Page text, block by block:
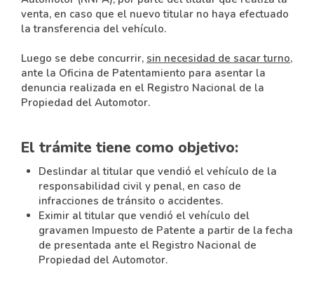
venta, en caso que el nuevo titular no haya efectuado
la transferencia del vehículo.
Luego se debe concurrir, sin necesidad de sacar turno,
ante la Oficina de Patentamiento para asentar la
denuncia realizada en el Registro Nacional de la
Propiedad del Automotor.
El trámite tiene como objetivo:
Deslindar al titular que vendió el vehículo de la
responsabilidad civil y penal, en caso de
infracciones de tránsito o accidentes.
Eximir al titular que vendió el vehículo del
gravamen Impuesto de Patente a partir de la fecha
de presentada ante el Registro Nacional de
Propiedad del Automotor.